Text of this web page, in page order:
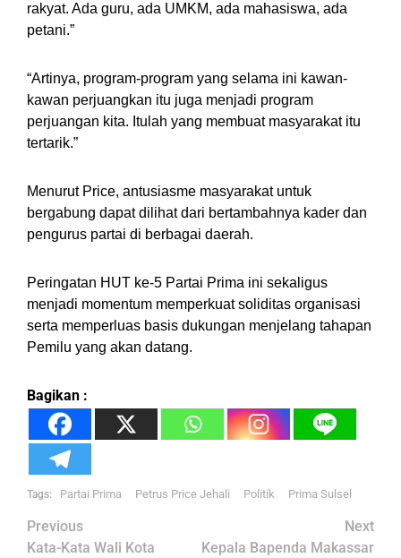
rakyat. Ada guru, ada UMKM, ada mahasiswa, ada
petani.”
“Artinya, program-program yang selama ini kawan-
kawan perjuangkan itu juga menjadi program
perjuangan kita. Itulah yang membuat masyarakat itu
tertarik.”
Menurut Price, antusiasme masyarakat untuk
bergabung dapat dilihat dari bertambahnya kader dan
pengurus partai di berbagai daerah.
Peringatan HUT ke-5 Partai Prima ini sekaligus
menjadi momentum memperkuat soliditas organisasi
serta memperluas basis dukungan menjelang tahapan
Pemilu yang akan datang.
Bagikan :
Tags: Partai Prima Petrus Price Jehali Politik Prima Sulsel
Post
Previous
Kata-Kata Wali Kota
Next
Kepala Bapenda Makassar